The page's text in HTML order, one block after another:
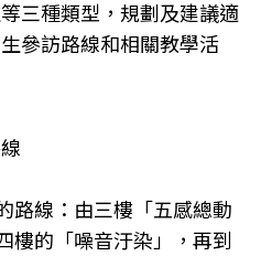
三種類型，規劃及建議適
參訪路線和相關教學活
路線：由三樓「五感總動
樓的「噪音汙染」，再到